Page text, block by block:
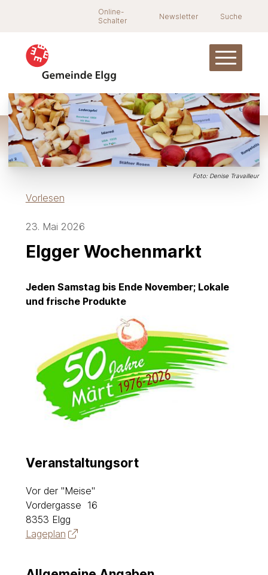
Navigieren in Elgg
SchnellnavigationOnline-
Schalter
Newsletter Suche
Foto: Denise Travailleur
Vorlesen
Elgger Wochenmarkt
23. Mai 2026
Jeden Samstag bis Ende November; Lokale
und frische Produkte
Veranstaltungsort
Vor der "Meise"
Vordergasse 16
8353 Elgg
Lageplan